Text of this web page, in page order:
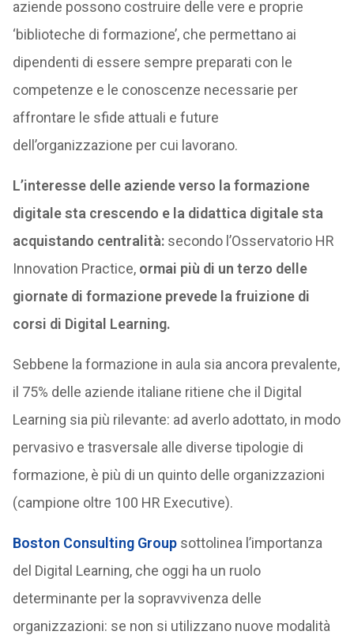
aziende possono costruire delle vere e proprie
‘biblioteche di formazione’, che permettano ai
dipendenti di essere sempre preparati con le
competenze e le conoscenze necessarie per
affrontare le sfide attuali e future
dell’organizzazione per cui lavorano.
L’interesse delle aziende verso la formazione
digitale sta crescendo e la didattica digitale sta
acquistando centralità: secondo l’Osservatorio HR
Innovation Practice, ormai più di un terzo delle
giornate di formazione prevede la fruizione di
corsi di Digital Learning.
Sebbene la formazione in aula sia ancora prevalente,
il 75% delle aziende italiane ritiene che il Digital
Learning sia più rilevante: ad averlo adottato, in modo
pervasivo e trasversale alle diverse tipologie di
formazione, è più di un quinto delle organizzazioni
(campione oltre 100 HR Executive).
Boston Consulting Groupsottolinea l’importanza
del Digital Learning, che oggi ha un ruolo
determinante per la sopravvivenza delle
organizzazioni: se non si utilizzano nuove modalità